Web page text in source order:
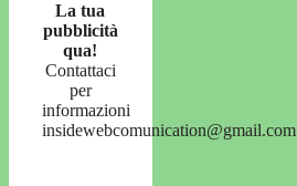
La tua
pubblicità
qua!
Contattaci
per
informazioni
insidewebcomunication@gmail.com